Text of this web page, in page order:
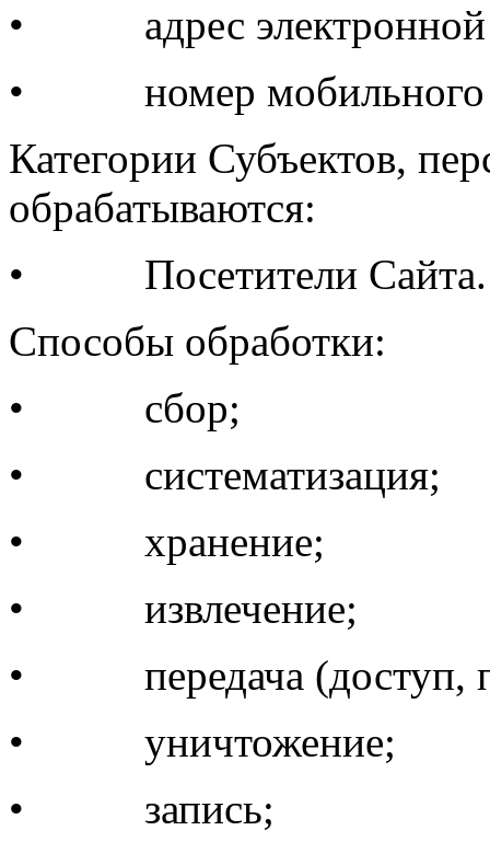
• адрес электронной
• номер мобильного
Категории Субъектов,
обрабатываются:
• Посетители Сайта.
Способы обработки:
• сбор;
• систематизация;
• хранение;
• извлечение;
• передача (доступ,
• уничтожение;
• запись;